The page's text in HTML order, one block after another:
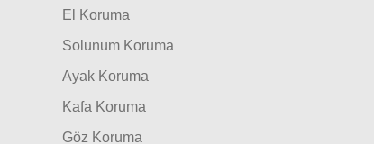
El Koruma
Solunum Koruma
Ayak Koruma
Kafa Koruma
Göz Koruma